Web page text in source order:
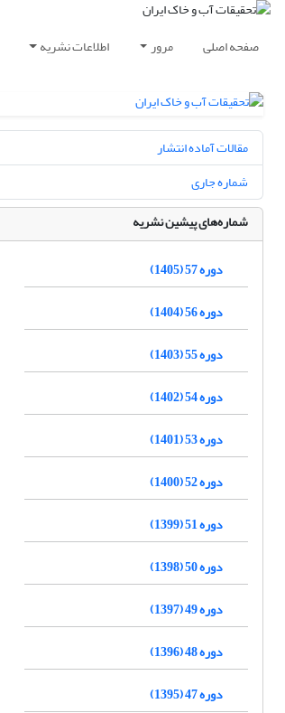
صفحه اصلی مرور اطلاعات نشریه
مقالات آماده انتشار
شماره جاری
شماره‌های پیشین نشریه
دوره 57 (1405)
دوره 56 (1404)
دوره 55 (1403)
دوره 54 (1402)
دوره 53 (1401)
دوره 52 (1400)
دوره 51 (1399)
دوره 50 (1398)
دوره 49 (1397)
دوره 48 (1396)
دوره 47 (1395)